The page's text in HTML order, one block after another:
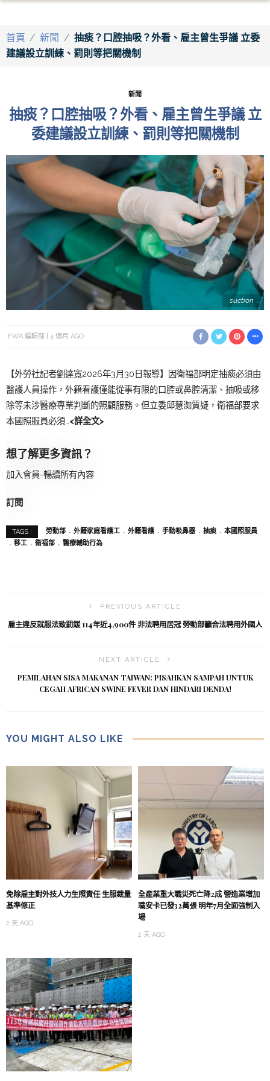
首頁 / 新聞 / 抽痰？口腔抽吸？外看、雇主曾生爭議 立委
建議設立訓練、罰則等把關機制
新聞
抽痰？口腔抽吸？外看、雇主曾生爭議 立
委建議設立訓練、罰則等把關機制
suction
FWA 編輯部 4 個月 AGO
【外勞社記者劉達寬2026年3月30日報導】因衛福部明定抽痰必須由
醫護人員操作，外籍看護僅能從事有限的口腔或鼻腔清潔、抽吸或移
除等未涉醫療專業判斷的照顧服務。但立委邱慧洳質疑，衛福部要求
本國照服員必須… <詳全文>
想了解更多資訊？
加入會員-暢讀所有內容
訂閱
TAGS : 勞動部 外籍家庭看護工 外籍看護 手動吸鼻器 抽痰
本國照服員
移工
衛福部 醫療輔助行為
PREVIOUS ARTICLE
雇主違反就服法致罰鍰 114年近4,900件 非法聘用居冠 勞動部籲合法聘用外國人
NEXT ARTICLE
PEMILAHAN SISA MAKANAN TAIWAN: PISAHKAN SAMPAH UNTUK
CEGAH AFRICAN SWINE FEVER DAN HINDARI DENDA!
YOU MIGHT ALSO LIKE
免除雇主對外技人力生照責任 生服裁量
基準修正
2 天 AGO
全產業重大職災死亡降2成 營造業增加
職安卡已發32萬張 明年7月全面強制入
場
2 天 AGO